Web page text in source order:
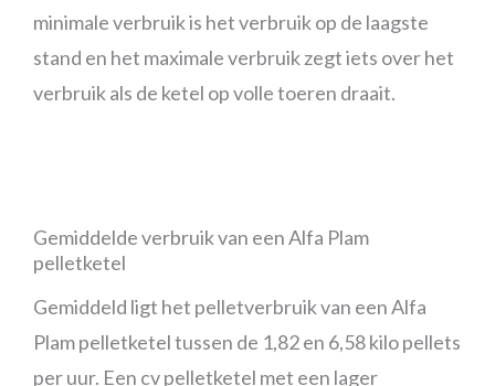
minimale verbruik is het verbruik op de laagste
stand en het maximale verbruik zegt iets over het
verbruik als de ketel op volle toeren draait.
Gemiddelde verbruik van een Alfa Plam
pelletketel
Gemiddeld ligt het pelletverbruik van een Alfa
Plam pelletketel tussen de 1,82 en 6,58 kilo pellets
per uur. Een cv pelletketel met een lager